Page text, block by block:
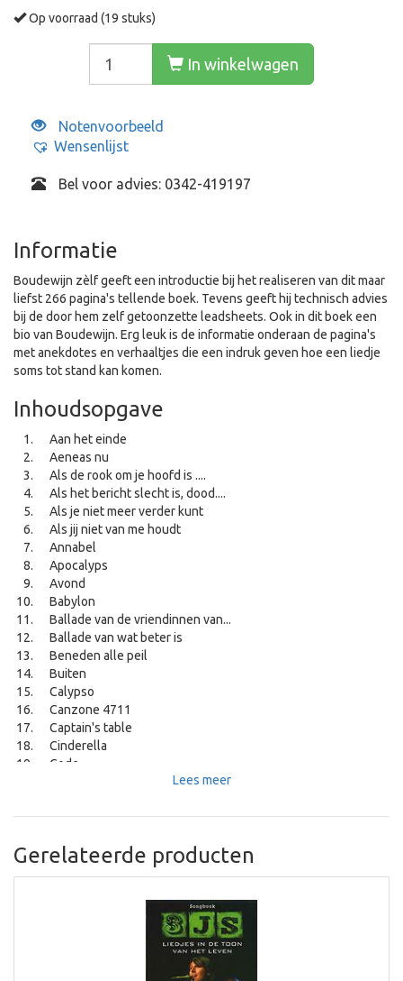
Op voorraad (19 stuks)
In winkelwagen
Notenvoorbeeld
Wensenlijst
Bel voor advies: 0342-419197
Informatie
Boudewijn zèlf geeft een introductie bij het realiseren van dit maar
liefst 266 pagina's tellende boek. Tevens geeft hij technisch advies
bij de door hem zelf getoonzette leadsheets. Ook in dit boek een
bio van Boudewijn. Erg leuk is de informatie onderaan de pagina's
met anekdotes en verhaaltjes die een indruk geven hoe een liedje
soms tot stand kan komen.
Inhoudsopgave
Aan het einde
Aeneas nu
Als de rook om je hoofd is ....
Als het bericht slecht is, dood....
Als je niet meer verder kunt
Als jij niet van me houdt
Annabel
Apocalyps
Avond
Babylon
Ballade van de vriendinnen van...
Ballade van wat beter is
Beneden alle peil
Buiten
Calypso
Canzone 4711
Captain's table
Cinderella
Code
De Engel is gekomen
De kleine schoorsteenveger
De Nederlandse Held
Lees meer
Gerelateerde producten